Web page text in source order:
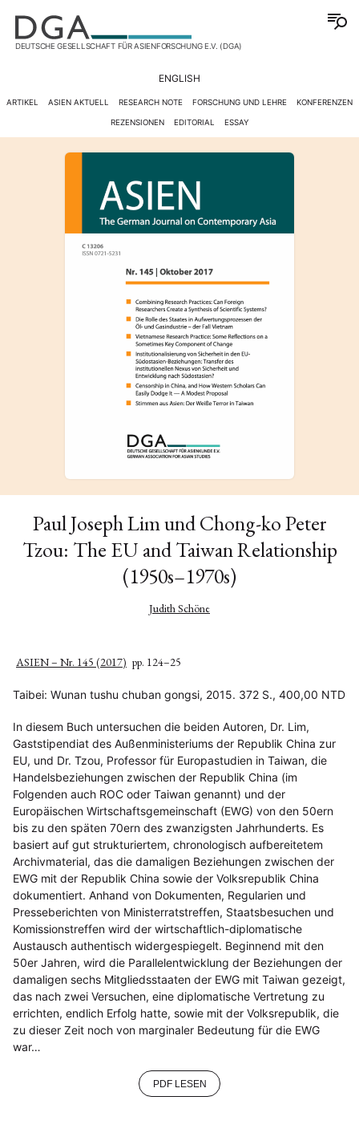
DEUTSCHE GESELLSCHAFT FÜR ASIENFORSCHUNG E.V. (DGA)
ENGLISH
ARTIKEL ASIEN AKTUELL RESEARCH NOTE FORSCHUNG UND LEHRE KONFERENZEN
REZENSIONEN EDITORIAL ESSAY
Paul Joseph Lim und Chong-ko Peter
Tzou: The EU and Taiwan Relationship
(1950s–1970s)
Judith Schöne
ASIEN – Nr. 145 (2017) pp. 124–25
Taibei: Wunan tushu chuban gongsi, 2015. 372 S., 400,00 NTD
In diesem Buch untersuchen die beiden Autoren, Dr. Lim,
Gaststipendiat des Außenministeriums der Republik China zur
EU, und Dr. Tzou, Professor für Europastudien in Taiwan, die
Handelsbeziehungen zwischen der Republik China (im
Folgenden auch ROC oder Taiwan genannt) und der
Europäischen Wirtschaftsgemeinschaft (EWG) von den 50ern
bis zu den späten 70ern des zwanzigsten Jahrhunderts. Es
basiert auf gut strukturiertem, chronologisch aufbereitetem
Archivmaterial, das die damaligen Beziehungen zwischen der
EWG mit der Republik China sowie der Volksrepublik China
dokumentiert. Anhand von Dokumenten, Regularien und
Presseberichten von Ministerratstreffen, Staatsbesuchen und
Komissionstreffen wird der wirtschaftlich-diplomatische
Austausch authentisch widergespiegelt. Beginnend mit den
50er Jahren, wird die Parallelentwicklung der Beziehungen der
damaligen sechs Mitgliedsstaaten der EWG mit Taiwan gezeigt,
das nach zwei Versuchen, eine diplomatische Vertretung zu
errichten, endlich Erfolg hatte, sowie mit der Volksrepublik, die
zu dieser Zeit noch von marginaler Bedeutung für die EWG
war…
PDF LESEN